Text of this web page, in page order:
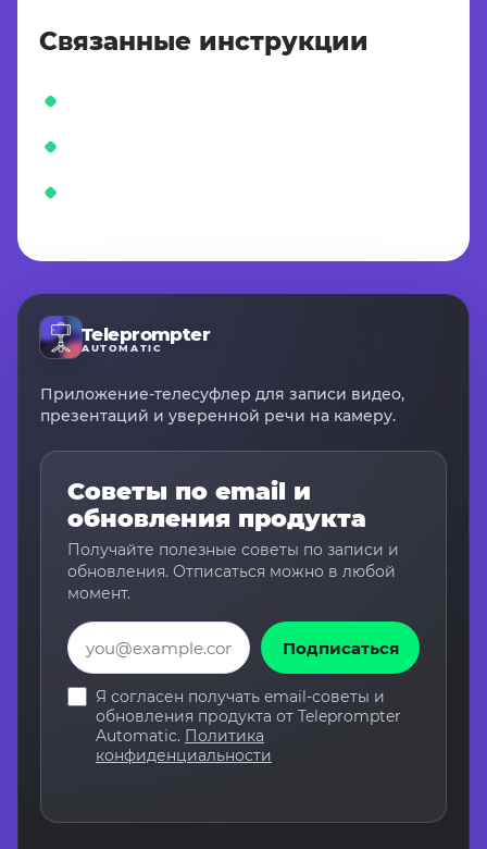
Связанные инструкции
Teleprompter
AUTOMATIC
Приложение-телесуфлер для записи видео,
презентаций и уверенной речи на камеру.
Советы по email и
обновления продукта
Получайте полезные советы по записи и
обновления. Отписаться можно в любой
момент.
Email
Подписаться
Я согласен получать email-советы и
обновления продукта от Teleprompter
Automatic. Политика
конфиденциальности